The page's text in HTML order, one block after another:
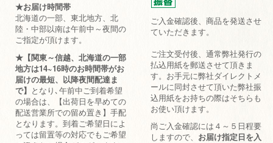
★お届け時間帯
北海道の一部、東北地方、北
陸・中部以南は午前中～夜間の
ご指定が頂けます。
★【関東～信越、北海道の一部
地方は14~16時のお時間帯がお
届けの最短、以降夜間配達ま
で】 となり､午前中ご到着希望
の場合は、【出荷日を早めての
配送営業所での留め置き】手配
となります。到着ご希望日によ
っては留置等の対応でもご希望
ご入金確認後、商品を発送させ
ていただきます。
ご注文受付後、通常弊社発行の
払込用紙を郵送させて頂きま
す。お手元に弊社ダイレクトメ
ールに同封させて頂いた弊社振
込用紙をお持ちの際はそちらも
お使い頂けます。
尚ご入金確認には４～５日程要
しますので、 お届け指定日を入